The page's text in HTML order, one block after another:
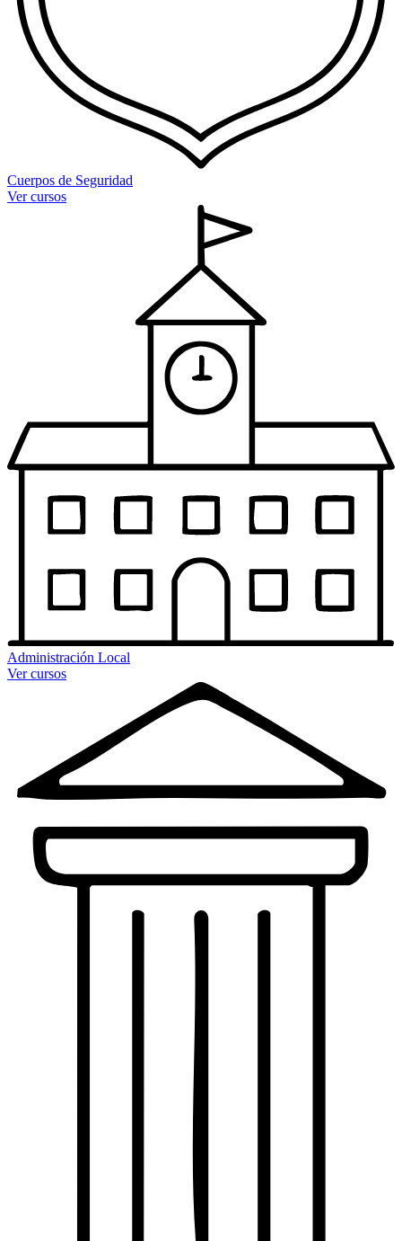
Cuerpos de Seguridad
Ver cursos
Administración Local
Ver cursos